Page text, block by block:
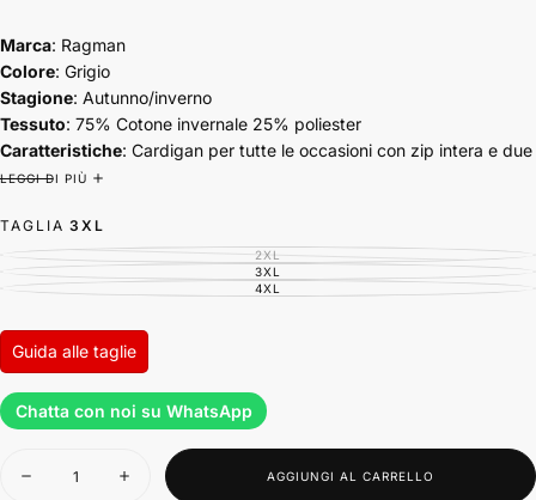
Marca: Ragman
Colore: Grigio
Stagione: Autunno/inverno
Tessuto: 75% Cotone invernale 25% poliester
Caratteristiche: Cardigan per tutte le occasioni con zip intera e due
tasche laterali
LEGGI DI PIÙ
TAGLIA 3XL
2XLVARIANTE
ESAURITA
O
NON
3XLVARIANTE
ESAURITA
O
4XLVARIANTE
Guida alle taglie
Chatta con noi su WhatsApp
Diminuisci
Aumenta
AGGIUNGI AL CARRELLO